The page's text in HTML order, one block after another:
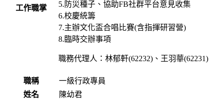
工作職掌
5.防災種子、協助FB社群平台意見收集
6.校慶統籌
7.主辦文化盃合唱比賽(含指揮研習營)
8.臨時交辦事項
職務代理人：林郁軒(62232)、王羽華(62231)
職稱
一級行政專員
姓名
陳幼君